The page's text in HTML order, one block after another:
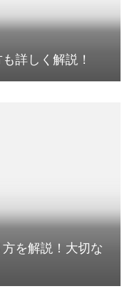
詳しく解説！
を解説！大切な